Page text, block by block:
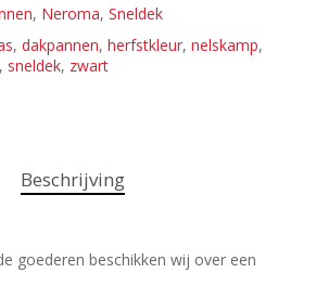
, Neroma, Sneldek
, dakpannen, herfstkleur, nelskamp,
sneldek, zwart
Beschrijving
goederen beschikken wij over een